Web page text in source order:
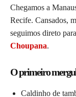
Chegamos a
Recife. Cansados,
seguimos direto
Choupana.
O primeiro
Caldinho de